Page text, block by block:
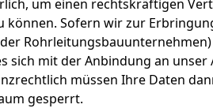
um einen rechtskräftigen
können. Sofern wir zur
sich mit der Anbindung an
müssen Ihre Daten
gesperrt.